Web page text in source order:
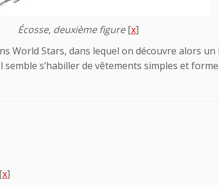
Écosse, deuxième figure[x]
World Stars, dans lequel on découvre alors
s’habiller de vêtements simples et
x]